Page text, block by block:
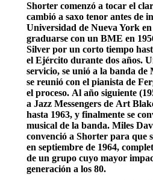
Shorter comenzó a tocar el
cambió a saxo tenor antes de
Universidad de Nueva York en
graduarse con un BME en
Silver por un corto tiempo
el Ejército durante dos años.
servicio, se unió a la banda
se reunió con el pianista de
el proceso. Al año siguiente
a Jazz Messengers de Art
hasta 1963, y finalmente se
musical de la banda. Miles
convenció a Shorter para que
en septiembre de 1964,
de un grupo cuyo mayor
generación a los 80.